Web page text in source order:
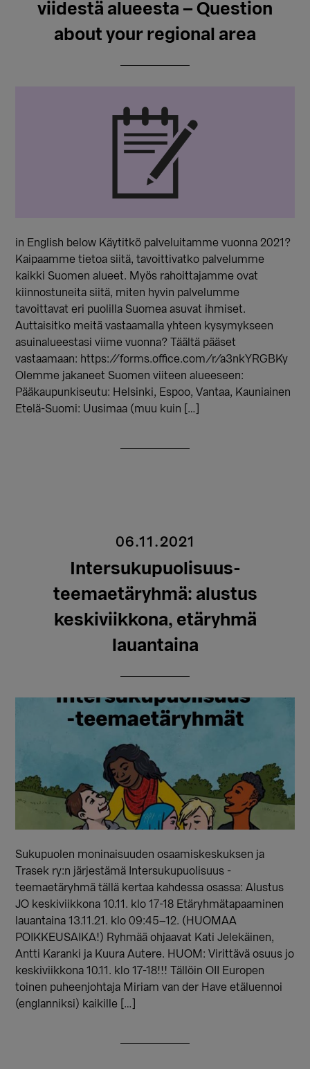
viidestä alueesta – Question
about your regional area
in English below Käytitkö palveluitamme vuonna 2021?
Kaipaamme tietoa siitä, tavoittivatko palvelumme
kaikki Suomen alueet. Myös rahoittajamme ovat
kiinnostuneita siitä, miten hyvin palvelumme
tavoittavat eri puolilla Suomea asuvat ihmiset.
Auttaisitko meitä vastaamalla yhteen kysymykseen
asuinalueestasi viime vuonna? Täältä pääset
vastaamaan: https://forms.office.com/r/a3nkYRGBKy
Olemme jakaneet Suomen viiteen alueeseen:
Pääkaupunkiseutu: Helsinki, Espoo, Vantaa, Kauniainen
Etelä-Suomi: Uusimaa (muu kuin […]
06.11.2021
Intersukupuolisuus-
teemaetäryhmä: alustus
keskiviikkona, etäryhmä
lauantaina
Sukupuolen moninaisuuden osaamiskeskuksen ja
Trasek ry:n järjestämä Intersukupuolisuus -
teemaetäryhmä tällä kertaa kahdessa osassa: Alustus
JO keskiviikkona 10.11. klo 17-18 Etäryhmätapaaminen
lauantaina 13.11.21. klo 09:45–12. (HUOMAA
POIKKEUSAIKA!) Ryhmää ohjaavat Kati Jelekäinen,
Antti Karanki ja Kuura Autere. HUOM: Virittävä osuus jo
keskiviikkona 10.11. klo 17-18!!! Tällöin OII Europen
toinen puheenjohtaja Miriam van der Have etäluennoi
(englanniksi) kaikille […]